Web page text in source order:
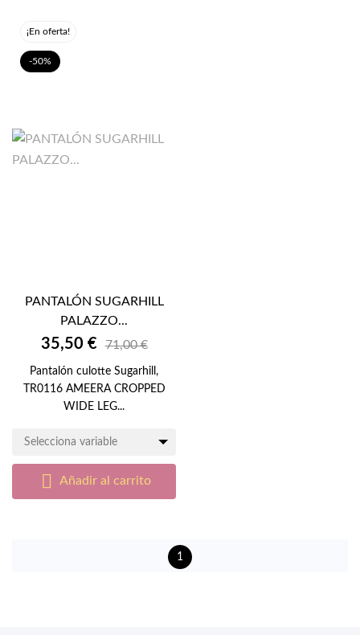
¡En oferta!
-50%
PANTALÓN SUGARHILL
PALAZZO...
35,50 € 71,00 €
Pantalón culotte Sugarhill,
TR0116 AMEERA CROPPED
WIDE LEG...
Selecciona variable
 Añadir al carrito
1